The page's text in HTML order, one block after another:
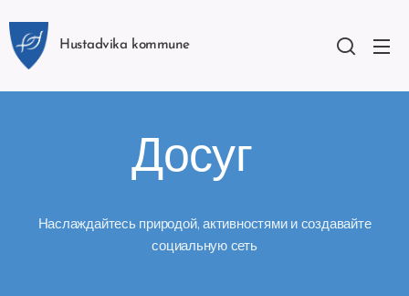
Hustadvika kommune
Досуг
Наслаждайтесь природой, активностями и создавайте
социальную сеть